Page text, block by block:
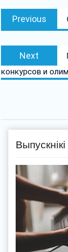
Навігацыя
Previous
Next
конкурсов и